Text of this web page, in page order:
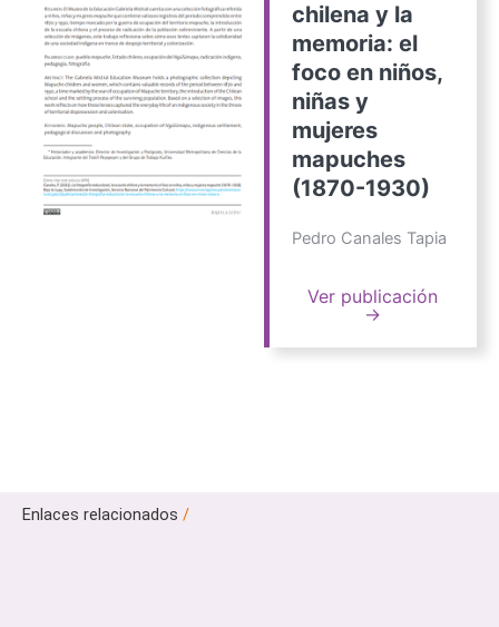
chilena y la
memoria: el
foco en niños,
niñas y
mujeres
mapuches
(1870-1930)
Pedro Canales Tapia
Ver publicación
→
Enlaces relacionados /